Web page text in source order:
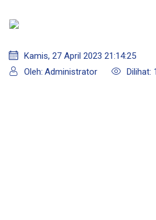
Kamis, 27 April 2023 21:14:25
Oleh: Administrator Dilihat: